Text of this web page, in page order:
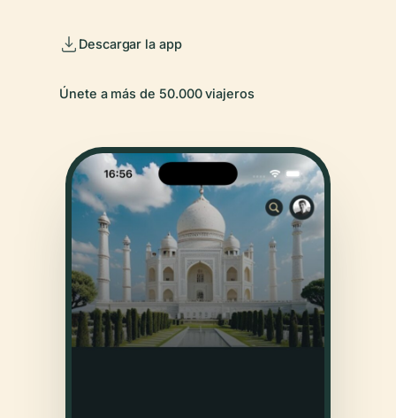
Descargar la app
Únete a más de 50.000 viajeros